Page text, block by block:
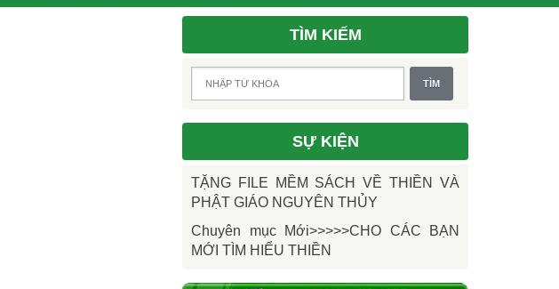
TÌM KIẾM
SỰ KIỆN
TẶNG FILE MỀM SÁCH VỀ THIỀN VÀ
PHẬT GIÁO NGUYÊN THỦY
Chuyên mục Mới>>>>>CHO CÁC BẠN
MỚI TÌM HIỂU THIỀN